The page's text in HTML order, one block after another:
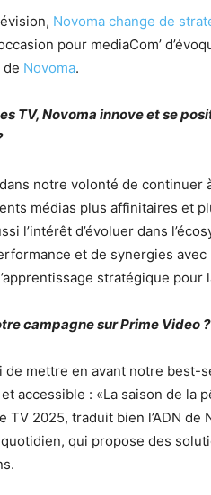
Novoma change de
pour mediaCom’
de Novoma.
TV, Novoma innove et se
notre volonté de continuer
médias plus affinitaires et
l’intérêt d’évoluer dans
et de synergies avec
stratégique pour
campagne sur Prime Video ?
de mettre en avant notre best-
accessible : «La saison de la
2025, traduit bien l’ADN de
qui propose des